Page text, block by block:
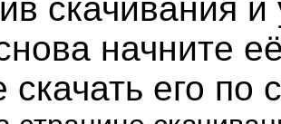
скачивания
начните
скачать его по